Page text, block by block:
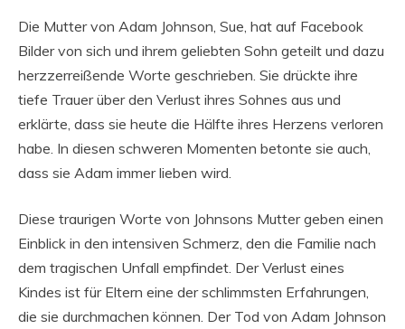
Die Mutter von Adam Johnson, Sue, hat auf Facebook
Bilder von sich und ihrem geliebten Sohn geteilt und dazu
herzzerreißende Worte geschrieben. Sie drückte ihre
tiefe Trauer über den Verlust ihres Sohnes aus und
erklärte, dass sie heute die Hälfte ihres Herzens verloren
habe. In diesen schweren Momenten betonte sie auch,
dass sie Adam immer lieben wird.
Diese traurigen Worte von Johnsons Mutter geben einen
Einblick in den intensiven Schmerz, den die Familie nach
dem tragischen Unfall empfindet. Der Verlust eines
Kindes ist für Eltern eine der schlimmsten Erfahrungen,
die sie durchmachen können. Der Tod von Adam Johnson